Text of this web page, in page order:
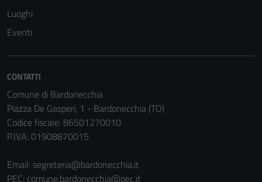
Luoghi
Eventi
CONTATTI
Comune di Bardonecchia
Piazza De Gasperi, 1 - Bardonecchia (TO)
Codice fiscale: 86501270010
P.IVA: 01908870015
Email: segreteria@bardonecchia.it
PEC: comune.bardonecchia@pec.it
delle
funzionalità